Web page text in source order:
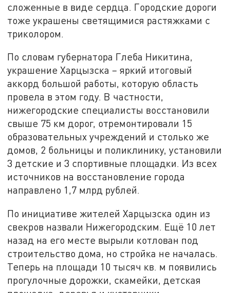
сложенные в виде сердца. Городские дороги
тоже украшены светящимися растяжками с
триколором.
По словам губернатора Глеба Никитина,
украшение Харцызска – яркий итоговый
аккорд большой работы, которую область
провела в этом году. В частности,
нижегородские специалисты восстановили
свыше 75 км дорог, отремонтировали 15
образовательных учреждений и столько же
домов, 2 больницы и поликлинику, установили
3 детские и 3 спортивные площадки. Из всех
источников на восстановление города
направлено 1,7 млрд рублей.
По инициативе жителей Харцызска один из
свекров назвали Нижегородским. Ещё 10 лет
назад на его месте вырыли котлован под
строительство дома, но стройка не началась.
Теперь на площади 10 тысяч кв. м появились
прогулочные дорожки, скамейки, детская